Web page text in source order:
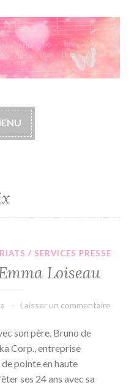
/ SERVICES PRESSE
Loiseau
Laisser un commentaire
son père, Bruno de
Corp., entreprise
pointe en haute
ses 24 ans avec sa